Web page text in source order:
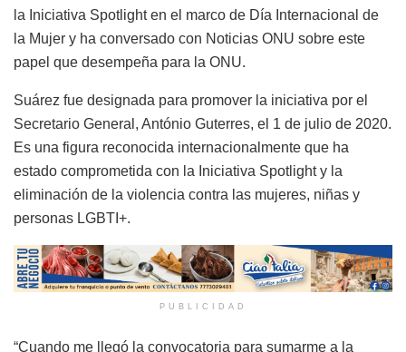
la Iniciativa Spotlight en el marco de Día Internacional de
la Mujer y ha conversado con Noticias ONU sobre este
papel que desempeña para la ONU.
Suárez fue designada para promover la iniciativa por el
Secretario General, António Guterres, el 1 de julio de 2020.
Es una figura reconocida internacionalmente que ha
estado comprometida con la Iniciativa Spotlight y la
eliminación de la violencia contra las mujeres, niñas y
personas LGBTI+.
PUBLICIDAD
“Cuando me llegó la convocatoria para sumarme a la